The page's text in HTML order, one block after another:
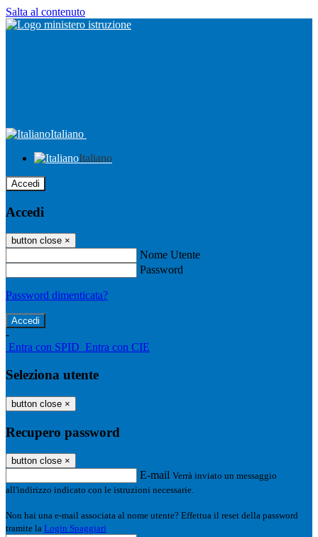
Salta al contenuto
Italiano
Italiano
Accedi
Accedi
button close ×
Nome Utente
Password
Password dimenticata?
-
Entra con SPID Entra con CIE
Seleziona utente
button close ×
Recupero password
button close ×
E-mail Verrà inviato un messaggio
all'indirizzo indicato con le istruzioni necessarie.
Non hai una e-mail associata al nome utente? Effettua il reset della password
tramite la Login Spaggiari